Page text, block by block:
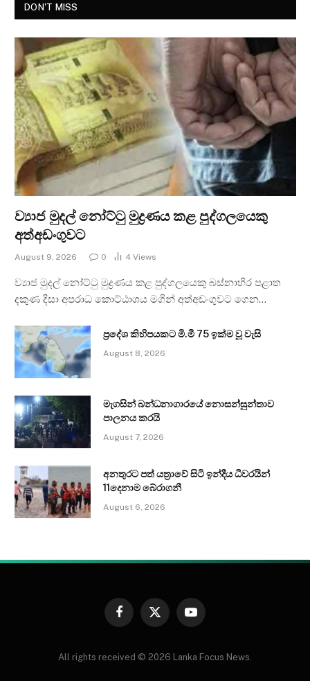
DON'T MISS
ව්‍යාජ මුදල් නෝට්ටු මුද්‍රණය කළ පුද්ගලයෙකු
අත්අඩංගුවට
August 9, 2026 0 4 Views
ව්‍යාජ මුදල් නෝට්ටු මුද්‍රණය කළ පුද්ගලයෙකු බස්නාහිර පළාත
දකුණ දිසා අපරාධ කොට්ඨාශය මගින් අත්අඩංගුවට ගෙන…
ප්‍රදේශ කිහිපයකට මි.මී 75 ඉක්ම වූ වැසි
August 8, 2026
මැගසින් බන්ධනාගාරයේ නොසන්සුන්තාව
පාලනය කරයි
August 7, 2026
අනතුරට පත් යත්‍රාවේ සිටි ඉන්දීය ධීවරයින්
11දෙනාම බේරාගනී
August 6, 2026
Facebook
X
YouTube
All rights received © 2026 Lanka Focus News.